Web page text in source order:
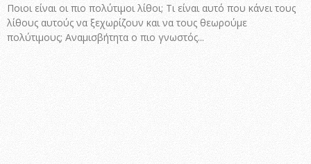
Ποιοι είναι οι πιο πολύτιμοι λίθοι; Τι είναι αυτό που κάνει τους
λίθους αυτούς να ξεχωρίζουν και να τους θεωρούμε
πολύτιμους; Αναμισβήτητα ο πιο γνωστός...